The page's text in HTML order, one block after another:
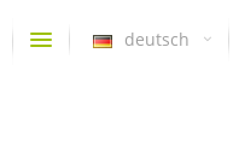
deutsch